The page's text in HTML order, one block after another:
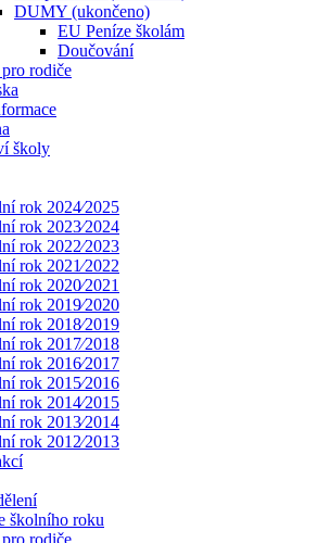
DUMY (ukončeno)
EU Peníze školám
Doučování
rodiče
školy
rok 2024⁄2025
rok 2023⁄2024
rok 2022⁄2023
rok 2021⁄2022
rok 2020⁄2021
rok 2019⁄2020
rok 2018⁄2019
rok 2017⁄2018
rok 2016⁄2017
rok 2015⁄2016
rok 2014⁄2015
rok 2013⁄2014
rok 2012⁄2013
školního roku
rodiče